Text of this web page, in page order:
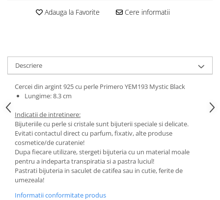
Adauga la Favorite Cere informatii
Descriere
Cercei din argint 925 cu perle Primero YEM193 Mystic Black
Lungime: 8.3 cm
Indicatii de intretinere:
Bijuteriile cu perle si cristale sunt bijuterii speciale si delicate.
Evitati contactul direct cu parfum, fixativ, alte produse
cosmetice/de curatenie!
Dupa fiecare utilizare, stergeti bijuteria cu un material moale
pentru a indeparta transpiratia si a pastra luciul!
Pastrati bijuteria in saculet de catifea sau in cutie, ferite de
umezeala!
Informatii conformitate produs